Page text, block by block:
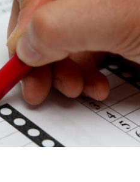
"Le PTB se rapproche du